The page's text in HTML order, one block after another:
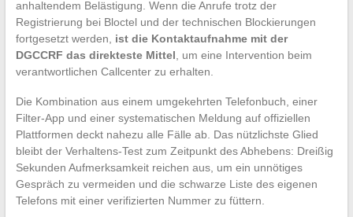
anhaltendem Belästigung. Wenn die Anrufe trotz der
Registrierung bei Bloctel und der technischen Blockierungen
fortgesetzt werden, ist die Kontaktaufnahme mit der
DGCCRF das direkteste Mittel , um eine Intervention beim
verantwortlichen Callcenter zu erhalten.
Die Kombination aus einem umgekehrten Telefonbuch, einer
Filter-App und einer systematischen Meldung auf offiziellen
Plattformen deckt nahezu alle Fälle ab. Das nützlichste Glied
bleibt der Verhaltens-Test zum Zeitpunkt des Abhebens: Dreißig
Sekunden Aufmerksamkeit reichen aus, um ein unnötiges
Gespräch zu vermeiden und die schwarze Liste des eigenen
Telefons mit einer verifizierten Nummer zu füttern.